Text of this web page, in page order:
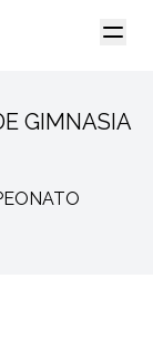
GIMNASIA